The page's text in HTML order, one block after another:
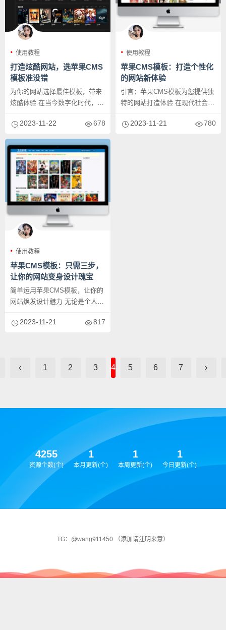
使用教程
打造炫酷网站，选苹果CMS
模板准没错
为你的网站选择最佳模板，带来
炫酷体验 在当今数字化时代，拥
企...2023-11-22 678
使用教程
苹果CMS模板：打造个性化
的网站新体验
引言：苹果CMS模板为您提供独
特的网站打造体验 在现代社会，
身...2023-11-21 780
使用教程
苹果CMS模板：只需三步，
让你的网站变身设计瑰宝
简单运用苹果CMS模板，让你的
网站焕发设计魅力 无论是个人网
都...2023-11-21 817
‹ 1 2 3 4 5 6 7 ›
4255
资源个数(个)
1
本月更新(个)
1
本周更新(个)
1
今日更新(个)
TG：@wang911450 （添加请注明来意）